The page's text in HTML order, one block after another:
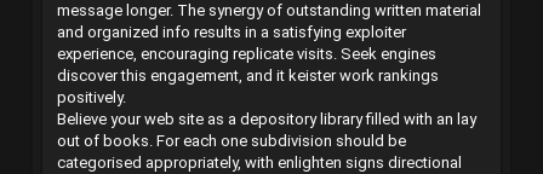
message longer. The synergy of outstanding written material
and organized info results in a satisfying exploiter
experience, encouraging replicate visits. Seek engines
discover this engagement, and it keister work rankings
positively.
Believe your web site as a depository library filled with an lay
out of books. For each one subdivision should be
categorised appropriately, with enlighten signs directional